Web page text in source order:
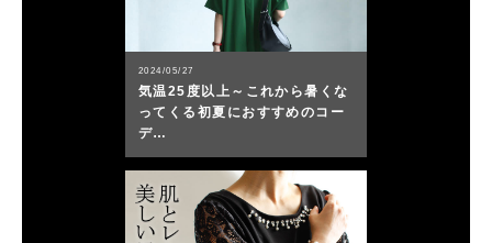
2024/05/27
気温25度以上～これから暑くな
ってくる初夏におすすめのコー
デ…